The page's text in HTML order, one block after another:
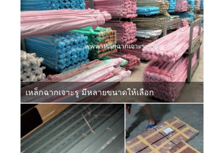
เหล็กฉากเจาะรู มีหลายขนาดให้เลือก